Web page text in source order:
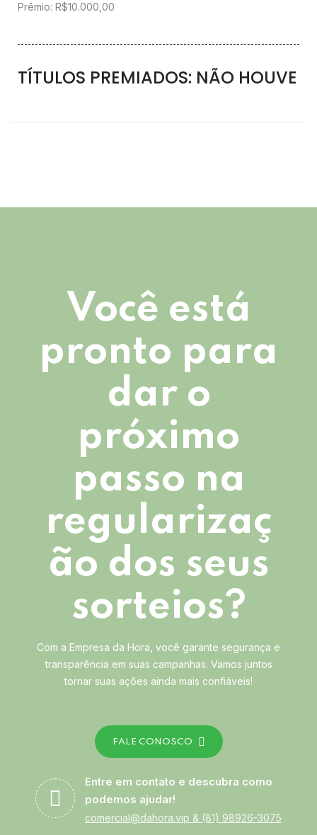
Prêmio: R$10.000,00
TÍTULOS PREMIADOS: NÃO HOUVE
Você está
pronto para
dar o
próximo
passo na
regularizaç
ão dos seus
sorteios?
Com a Empresa da Hora, você garante segurança e
transparência em suas campanhas. Vamos juntos
tornar suas ações ainda mais confiáveis!
FALE CONOSCO
Entre em contato e descubra como
podemos ajudar!
comercial@dahora.vip & (81) 98926-3075